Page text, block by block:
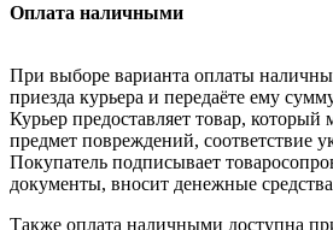
Оплата наличными
При выборе варианта оплаты
приезда курьера и передаёте ему
Курьер предоставляет товар, который
предмет повреждений, соответствие
Покупатель подписывает
документы, вносит денежные
Также оплата наличными доступна